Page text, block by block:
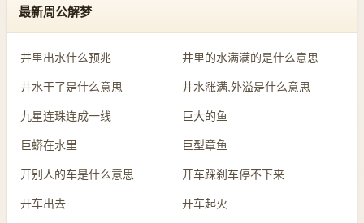
最新周公解梦
井里出水什么预兆 井里的水满满的是什么意思
井水干了是什么意思 井水涨满,外溢是什么意思
九星连珠连成一线 巨大的鱼
巨蟒在水里 巨型章鱼
开别人的车是什么意思 开车踩刹车停不下来
开车出去 开车起火